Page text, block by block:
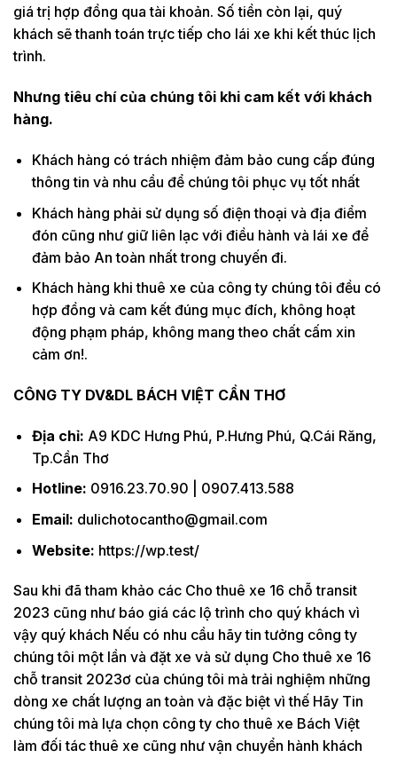
giá trị hợp đồng qua tài khoản. Số tiền còn lại, quý
khách sẽ thanh toán trực tiếp cho lái xe khi kết thúc lịch
trình.
Nhưng tiêu chí của chúng tôi khi cam kết với khách
hàng.
Khách hàng có trách nhiệm đảm bảo cung cấp đúng
thông tin và nhu cầu để chúng tôi phục vụ tốt nhất
Khách hàng phải sử dụng số điện thoại và địa điểm
đón cũng như giữ liên lạc với điều hành và lái xe để
đảm bảo An toàn nhất trong chuyến đi.
Khách hàng khi thuê xe của công ty chúng tôi đều có
hợp đồng và cam kết đúng mục đích, không hoạt
động phạm pháp, không mang theo chất cấm xin
cảm ơn!.
CÔNG TY DV&DL BÁCH VIỆT CẦN THƠ
Địa chỉ: A9 KDC Hưng Phú, P.Hưng Phú, Q.Cái Răng,
Tp.Cần Thơ
Hotline: 0916.23.70.90 | 0907.413.588
Email: dulichotocantho@gmail.com
Website: https://wp.test/
Sau khi đã tham khảo các Cho thuê xe 16 chỗ transit
2023 cũng như báo giá các lộ trình cho quý khách vì
vậy quý khách Nếu có nhu cầu hãy tin tưởng công ty
chúng tôi một lần và đặt xe và sử dụng Cho thuê xe 16
chỗ transit 2023ơ của chúng tôi mà trải nghiệm những
dòng xe chất lượng an toàn và đặc biệt vì thế Hãy Tin
chúng tôi mà lựa chọn công ty cho thuê xe Bách Việt
làm đối tác thuê xe cũng như vận chuyển hành khách